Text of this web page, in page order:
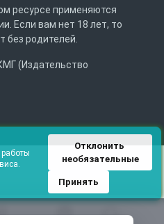
ресурсе применяются
Если вам нет 18 лет, то
без родителей.
(Издательство
Отклонить
необязательные
Принять